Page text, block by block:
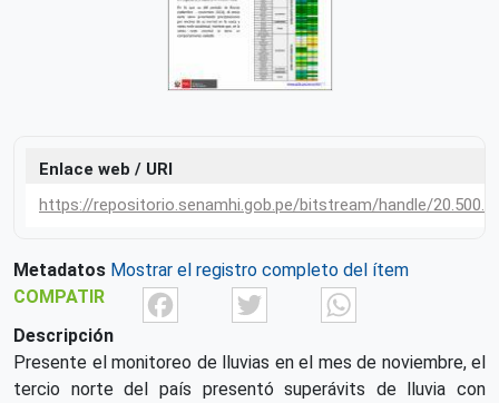
Enlace web / URI
https://repositorio.senamhi.gob.pe/bitstream/handle/
Metadatos Mostrar el registro completo del ítem
COMPATIR
FacebookTwitter
Descripción
Presente el monitoreo de lluvias en el mes de noviembre, el
tercio norte del país presentó superávits de lluvia con